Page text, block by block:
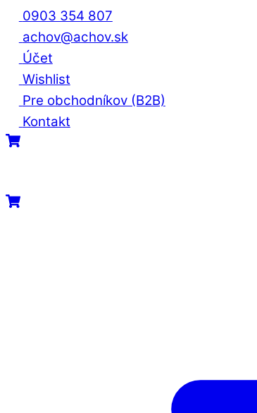
Skip
content
0903 354 807
achov@achov.sk
Účet
Wishlist
Pre obchodníkov (B2B)
Kontakt
Menu
Cart
Cart